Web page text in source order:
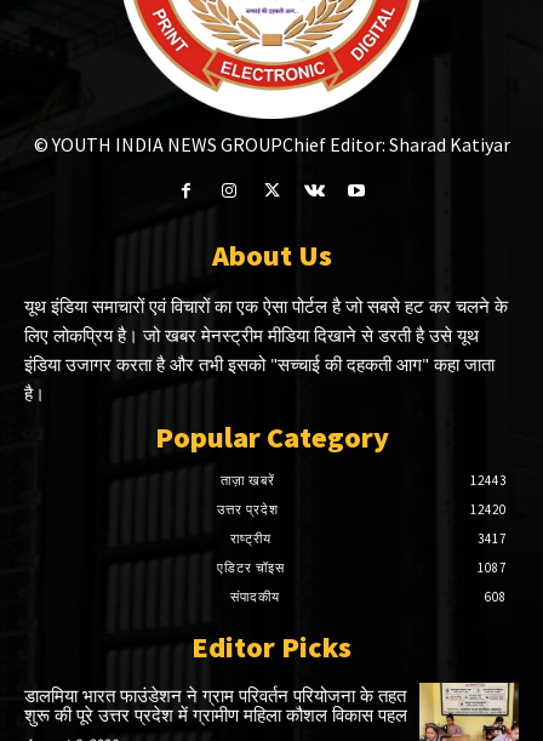
© YOUTH INDIA NEWS GROUPChief Editor: Sharad Katiyar
About Us
यूथ इंडिया समाचारों एवं विचारों का एक ऐसा पोर्टल है जो सबसे हट कर चलने के
लिए लोकप्रिय है। जो खबर मेनस्ट्रीम मीडिया दिखाने से डरती है उसे यूथ
इंडिया उजागर करता है और तभी इसको "सच्चाई की दहकती आग" कहा जाता
है।
Popular Category
ताज़ा खबरें
12443
उत्तर प्रदेश
12420
राष्ट्रीय
3417
एडिटर चॉइस
1087
संपादकीय
608
Editor Picks
डालमिया भारत फाउंडेशन ने ग्राम परिवर्तन परियोजना के तहत
शुरू की पूरे उत्तर प्रदेश में ग्रामीण महिला कौशल विकास पहल